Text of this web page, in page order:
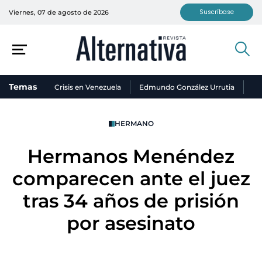
Viernes, 07 de agosto de 2026 Suscríbase
Temas Crisis en Venezuela Edmundo González Urrutia
HERMANO
Hermanos Menéndez
comparecen ante el juez
tras 34 años de prisión
por asesinato